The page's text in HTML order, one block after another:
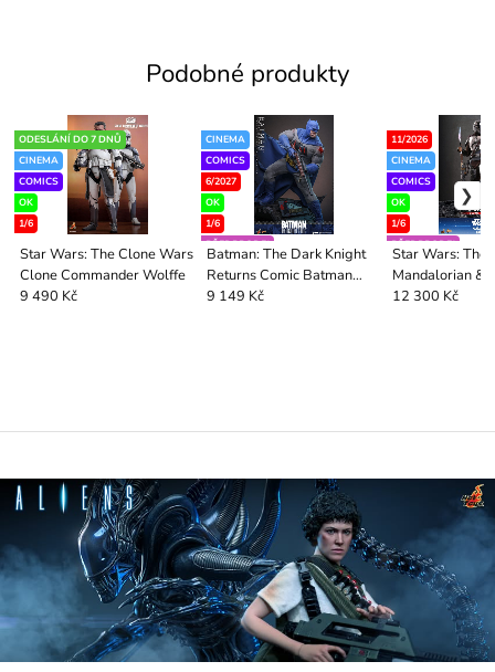
Podobné produkty
Star Wars: The Clone Wars
Clone Commander Wolffe
ODESLÁNÍ DO 7 DNŮ
CINEMA
COMICS
OK
1/6
9 490 Kč
Batman: The Dark Knight
Returns Comic Batman
(Battle Damaged Version)
CINEMA
COMICS
6/2027
OK
1/6
PŘEDPRODEJ
9 149 Kč
Star Wars: The
Mandalorian &
Movie DLX
11/2026
CINEMA
COMICS
OK
1/6
PŘEDPRODEJ
12 300 Kč